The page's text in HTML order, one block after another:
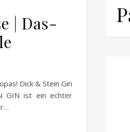
| Das-
Dick & Stein Gin
GIN ist ein echter